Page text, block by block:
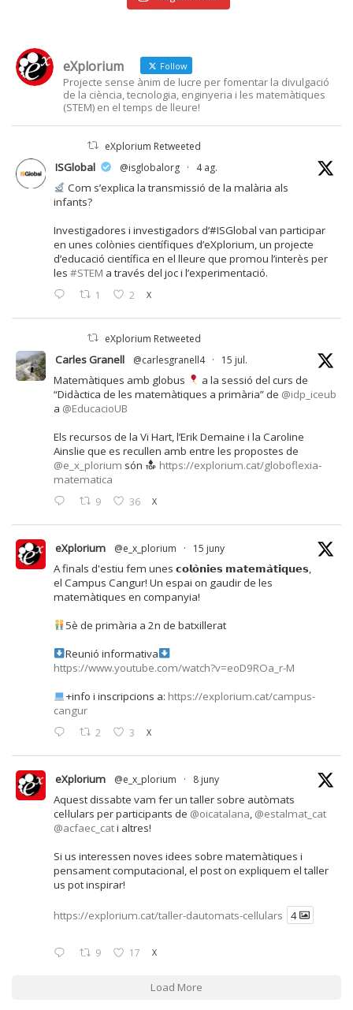
eXplorium Follow
Projecte sense ànim de lucre per fomentar la divulgació
de la ciència, tecnologia, enginyeria i les matemàtiques
(STEM) en el temps de lleure!
eXplorium Retweeted
ISGlobal @isglobalorg · 4 ag.
Com s’explica la transmissió de la malària als
infants?
Investigadores i investigadors d’#ISGlobal van participar
en unes colònies científiques d’eXplorium, un projecte
d’educació científica en el lleure que promou l’interès per
les #STEM a través del joc i l’experimentació.
1 2 X
eXplorium Retweeted
Carles Granell @carlesgranell4 · 15 jul.
Matemàtiques amb globus
a la sessió del curs de
“Didàctica de les matemàtiques a primària” de @idp_iceub
a @EducacioUB
Els recursos de la Vi Hart, l’Erik Demaine i la Caroline
Ainslie que es recullen amb entre les propostes de
@e_x_plorium són
https://explorium.cat/globoflexia-
matematica
9 36 X
eXplorium @e_x_plorium · 15 juny
A finals d'estiu fem unes 𝗰𝗼𝗹𝗼̀𝗻𝗶𝗲𝘀 𝗺𝗮𝘁𝗲𝗺𝗮̀𝘁𝗶𝗾𝘂𝗲𝘀,
el Campus Cangur! Un espai on gaudir de les
matemàtiques en companyia!
5è de primària a 2n de batxillerat
Reunió informativa
https://www.youtube.com/watch?v=eoD9ROa_r-M
+info i inscripcions a: https://explorium.cat/campus-
cangur
2 3 X
eXplorium @e_x_plorium · 8 juny
Aquest dissabte vam fer un taller sobre autòmats
cel·lulars per participants de @oicatalana, @estalmat_cat
@acfaec_cati altres!
Si us interessen noves idees sobre matemàtiques i
pensament computacional, el post on expliquem el taller
us pot inspirar!
https://explorium.cat/taller-dautomats-cellulars 4
9 17 X
Load More